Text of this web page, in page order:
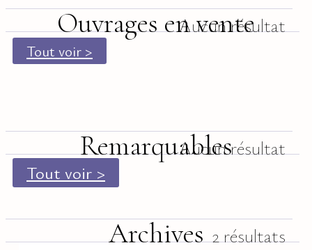
Ouvrages en vente
Aucun résultat
Tout voir >
RemarquablesAucun résultat
Tout voir >
Archives 2 résultats